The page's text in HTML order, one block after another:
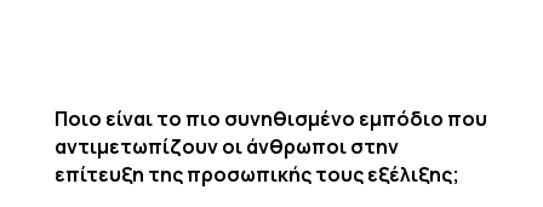
Ποιο είναι το πιο συνηθισμένο εμπόδιο που
αντιμετωπίζουν οι άνθρωποι στην
επίτευξη της προσωπικής τους εξέλιξης;